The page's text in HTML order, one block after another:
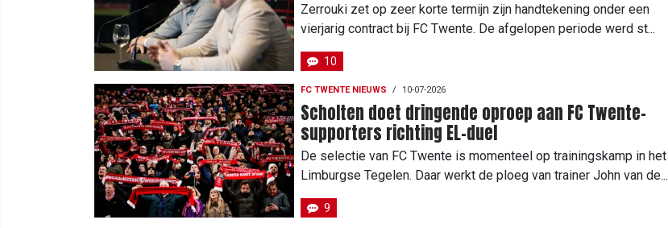
Zerrouki zet op zeer korte termijn zijn handtekening onder een
vierjarig contract bij FC Twente. De afgelopen periode werd st...
10
FC TWENTE NIEUWS / 10-07-2026
Scholten doet dringende oproep aan FC Twente-
supporters richting EL-duel
De selectie van FC Twente is momenteel op trainingskamp in het
Limburgse Tegelen. Daar werkt de ploeg van trainer John van de...
9